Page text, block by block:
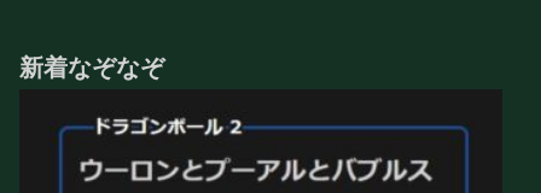
新着なぞなぞ